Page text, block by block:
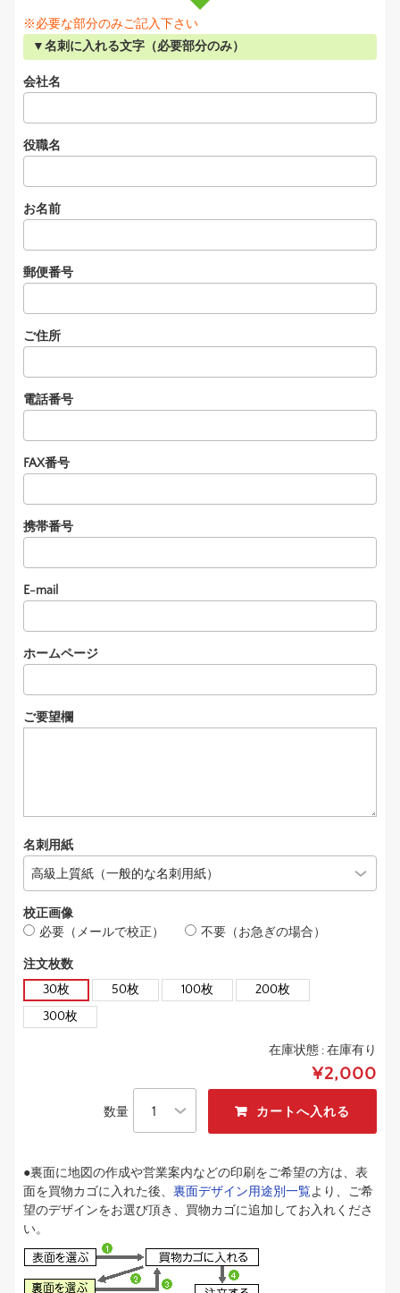
※必要な部分のみご記入下さい
▼名刺に入れる文字（必要部分のみ）
会社名
役職名
お名前
郵便番号
ご住所
電話番号
FAX番号
携帯番号
E-mail
ホームページ
ご要望欄
名刺用紙
校正画像
必要（メールで校正）
不要（お急ぎの場合）
注文枚数
30枚
50枚 100枚
200枚
300枚
在庫状態 :在庫有り
¥2,000
数量
●裏面に地図の作成や営業案内などの印刷をご希望の方は、表
面を買物カゴに入れた後、 裏面デザイン用途別一覧より、ご希
望のデザインをお選び頂き、買物カゴに追加してお入れくださ
い。